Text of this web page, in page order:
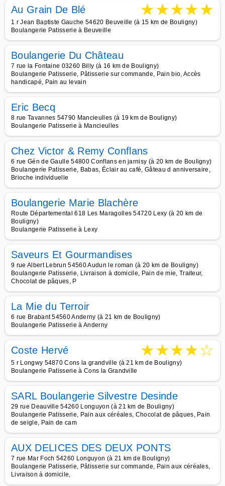
Au Grain De Blé ★★★★★
1 r Jean Baptiste Gauche 54620 Beuveille (à 15 km de Bouligny)
Boulangerie Patisserie à Beuveille
Boulangerie Du Château
7 rue la Fontaine 03260 Billy (à 16 km de Bouligny)
Boulangerie Patisserie, Pâtisserie sur commande, Pain bio, Accès
handicapé, Pain au levain
Eric Becq
8 rue Tavannes 54790 Mancieulles (à 19 km de Bouligny)
Boulangerie Patisserie à Mancieulles
Chez Victor & Remy Conflans
6 rue Gén de Gaulle 54800 Conflans en jarnisy (à 20 km de Bouligny)
Boulangerie Patisserie, Babas, Éclair au café, Gâteau d anniversaire,
Brioche individuelle
Boulangerie Marie Blachère
Route Départemental 618 Les Maragolles 54720 Lexy (à 20 km de
Bouligny)
Boulangerie Patisserie à Lexy
Saveurs Et Gourmandises
9 rue Albert Lebrun 54560 Audun le roman (à 20 km de Bouligny)
Boulangerie Patisserie, Livraison à domicile, Pain de mie, Traiteur,
Chocolat de pâques, P
La Mie du Terroir
6 rue Brabant 54560 Anderny (à 21 km de Bouligny)
Boulangerie Patisserie à Anderny
Coste Hervé ★★★★☆
5 r Longwy 54870 Cons la grandville (à 21 km de Bouligny)
Boulangerie Patisserie à Cons la Grandville
SARL Boulangerie Silvestre Desinde
29 rue Deauville 54260 Longuyon (à 21 km de Bouligny)
Boulangerie Patisserie, Pain aux céréales, Chocolat de pâques, Pain
de seigle, Pain de cam
AUX DELICES DES DEUX PONTS
7 rue Mar Foch 54260 Longuyon (à 21 km de Bouligny)
Boulangerie Patisserie, Pâtisserie sur commande, Pain aux céréales,
Livraison à domicile,